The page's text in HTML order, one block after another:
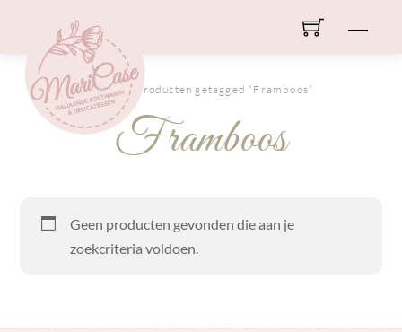
content
HOME / Producten getagged “Framboos”
Framboos
Geen producten gevonden die aan je
zoekcriteria voldoen.